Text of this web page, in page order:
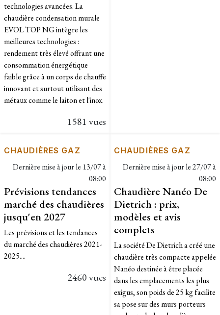
technologies avancées. La
chaudière condensation murale
EVOL TOP NG intègre les
meilleures technologies :
rendement très élevé offrant une
consommation énergétique
faible grâce à un corps de chauffe
innovant et surtout utilisant des
métaux comme le laiton et l'inox.
1581 vues
CHAUDIÈRES GAZ
Dernière mise à jour le 13/07 à
08:00
Prévisions tendances
marché des chaudières
jusqu'en 2027
Les prévisions et les tendances
du marché des chaudières 2021-
2025....
2460 vues
CHAUDIÈRES GAZ
Dernière mise à jour le27/07 à
08:00
Chaudière Nanéo De
Dietrich : prix,
modèles et avis
complets
La société De Dietrich a créé une
chaudière très compacte appelée
Nanéo destinée à être placée
dans les emplacements les plus
exigus, son poids de 25 kg facilite
sa pose sur des murs porteurs